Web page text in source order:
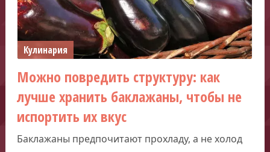
Кулинария
Можно повредить структуру: как
лучше хранить баклажаны, чтобы не
испортить их вкус
Баклажаны предпочитают прохладу, а не холод